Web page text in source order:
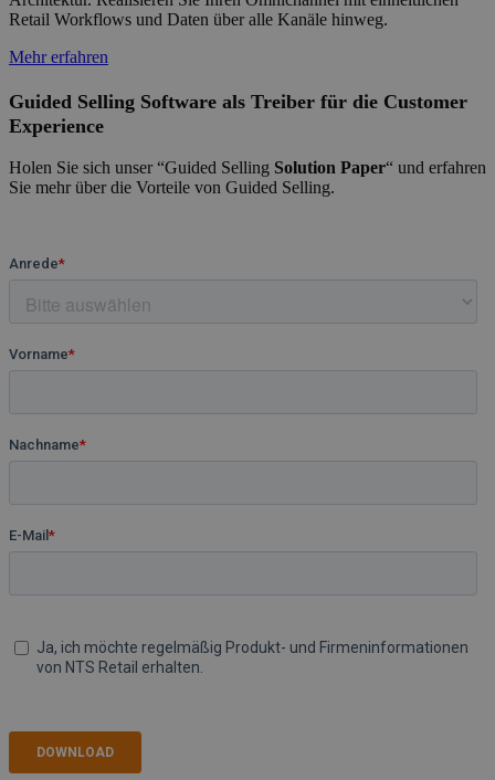
Retail Workflows und Daten über alle Kanäle hinweg.
Mehr erfahren
Guided Selling Software als Treiber für die Customer
Experience
Holen Sie sich unser “Guided Selling Solution Paper“ und erfahren
Sie mehr über die Vorteile von Guided Selling.